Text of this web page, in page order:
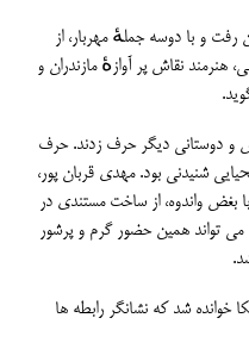
و با دوسه جملهٔ مهربار، از
هنرمند نقاش پر آوازهٔ مازندران و
و دوستانی دیگر حرف زدند. حرف
شنیدنی بود. مهدی قربان پور،
بغض واندوه، از ساخت مستندی در
تواند همین حضور گرم و پرشور
خوانده شد که نشانگر رابطه ها